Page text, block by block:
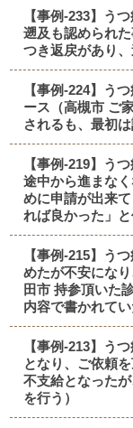
【事例-233】う
遡及も認められ
つき返戻があり
【事例-224】う
ース（高槻市 ご
されるも、最初
【事例-219】う
途中から進まな
めに申請が出来
れば良かった」と
【事例-215】う
めたが不安にな
田市 持参頂いた
内容で書かれてい
【事例-213】う
となり、ご依頼
不支給となった
を行う）